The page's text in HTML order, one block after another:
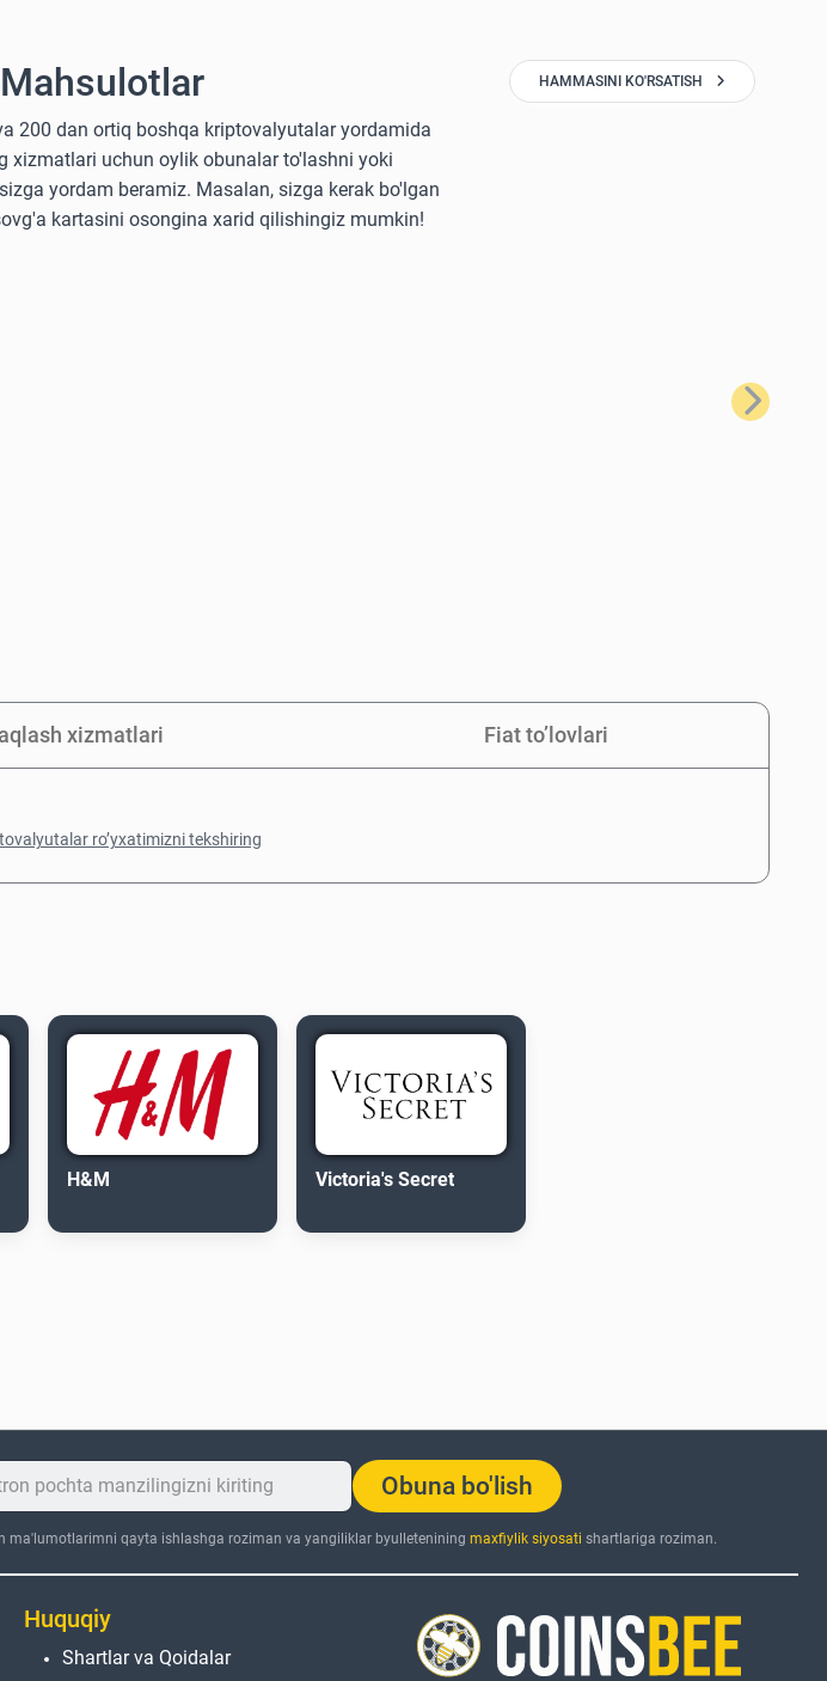
200 dan ortiq boshqa kriptovalyutalar yordamida
xizmatlari uchun oylik obunalar to'lashni yoki
yordam beramiz. Masalan, sizga kerak bo'lgan
kartasini osongina xarid qilishingiz mumkin!
HAMMASINI KO'RSATISH
Keyingi
xizmatlari Fiat to’lovlari
ro’yxatimizni tekshiring
H&M Victoria's Secret
Obuna bo'lish
ma'lumotlarimni qayta ishlashga roziman va yangiliklar byulletenining maxfiylik siyosati shartlariga roziman.
Huquqiy
Shartlar va Qoidalar